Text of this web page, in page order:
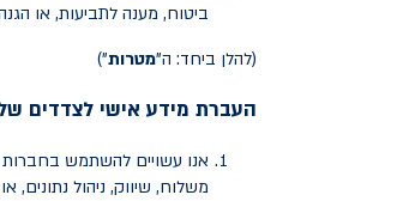
ביטוח, מענה לתביעות, או
(להלן ביחד: ה"מטרות")
העברת מידע אישי לצדדים
אנו עשויים להשתמש בחברות
משלוח, שיווק, ניהול נתונים,